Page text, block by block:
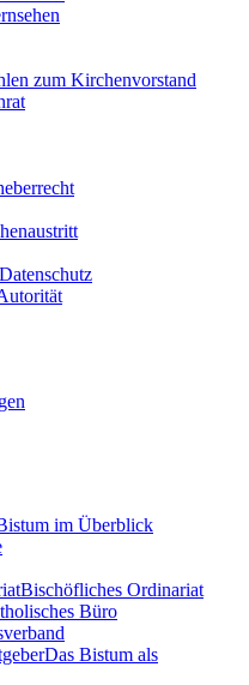
zum Kirchenvorstand
im Überblick
Bischöfliches Ordinariat
Büro
Das Bistum als